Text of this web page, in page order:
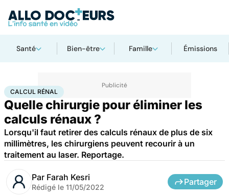
Santé Bien-être Famille Émissions
AccueilSantéMaladies Calcul rénal
CALCUL RÉNAL
Quelle chirurgie pour éliminer les
calculs rénaux ?
Lorsqu'il faut retirer des calculs rénaux de plus de six
millimètres, les chirurgiens peuvent recourir à un
traitement au laser. Reportage.
Par Farah Kesri
Rédigé le 11/05/2022
Partager